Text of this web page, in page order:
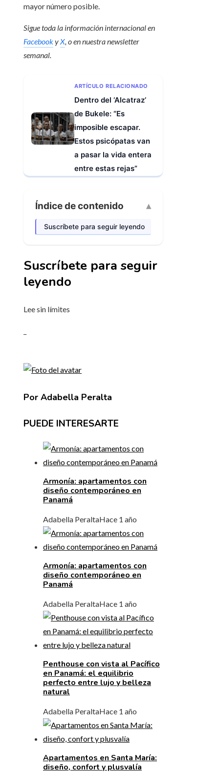
mayor número posible.
Sigue toda la información internacional en
FacebookyX, o ennuestra newsletter
semanal.
ARTÍCULO RELACIONADO
Dentro del ‘Alcatraz’
de Bukele: “Es
imposible escapar.
Estos psicópatas van
a pasar la vida entera
entre estas rejas”
Índice de contenido
Suscríbete para seguir leyendo
Suscríbete para seguir
leyendo
Lee sin límites
Por Adabella Peralta
PUEDE INTERESARTE
Armonía: apartamentos con
diseño contemporáneo en
Panamá
Adabella PeraltaHace 1 año
Armonía: apartamentos con
diseño contemporáneo en
Panamá
Adabella PeraltaHace 1 año
Penthouse con vista al Pacífico
en Panamá: el equilibrio
perfecto entre lujo y belleza
natural
Adabella PeraltaHace 1 año
Apartamentos en Santa María:
diseño, confort y plusvalía